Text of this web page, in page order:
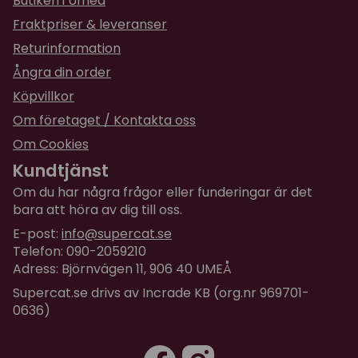
Fraktpriser & leveranser
Returinformation
Ångra din order
Köpvillkor
Om företaget / Kontakta oss
Om Cookies
Kundtjänst
Om du har några frågor eller funderingar är det
bara att höra av dig till oss.
E-post: info@supercat.se
Telefon: 090-2059210
Adress: Björnvägen 11, 906 40 UMEÅ
Supercat.se drivs av Incrade KB (org.nr 969701-
0636)